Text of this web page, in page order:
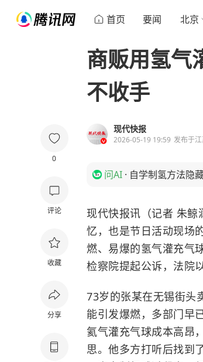
首页 要闻 北京
0
评论
收藏
分享
商贩用氢气
不收手
现代快报
2026-05-19 19:59 发布于
问AI · 自学制氢方法隐
现代快报讯（记者 朱鲸
忆，也是节日活动现场
燃、易爆的氢气灌充气
检察院提起公诉，法院
73岁的张某在无锡街头
能引发爆燃，多部门早
氦气灌充气球成本高昂
思。他多方打听后找到